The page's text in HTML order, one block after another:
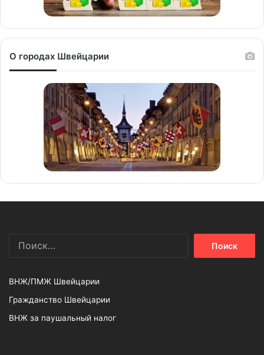
О городах Швейцарии
ВНЖ/ПМЖ Швейцарии
Гражданство Швейцарии
ВНЖ за паушальный налог